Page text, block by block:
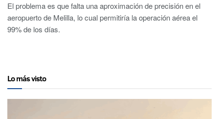
El problema es que falta una aproximación de precisión en el
aeropuerto de Melilla, lo cual permitiría la operación aérea el
99% de los días.
Lo más visto